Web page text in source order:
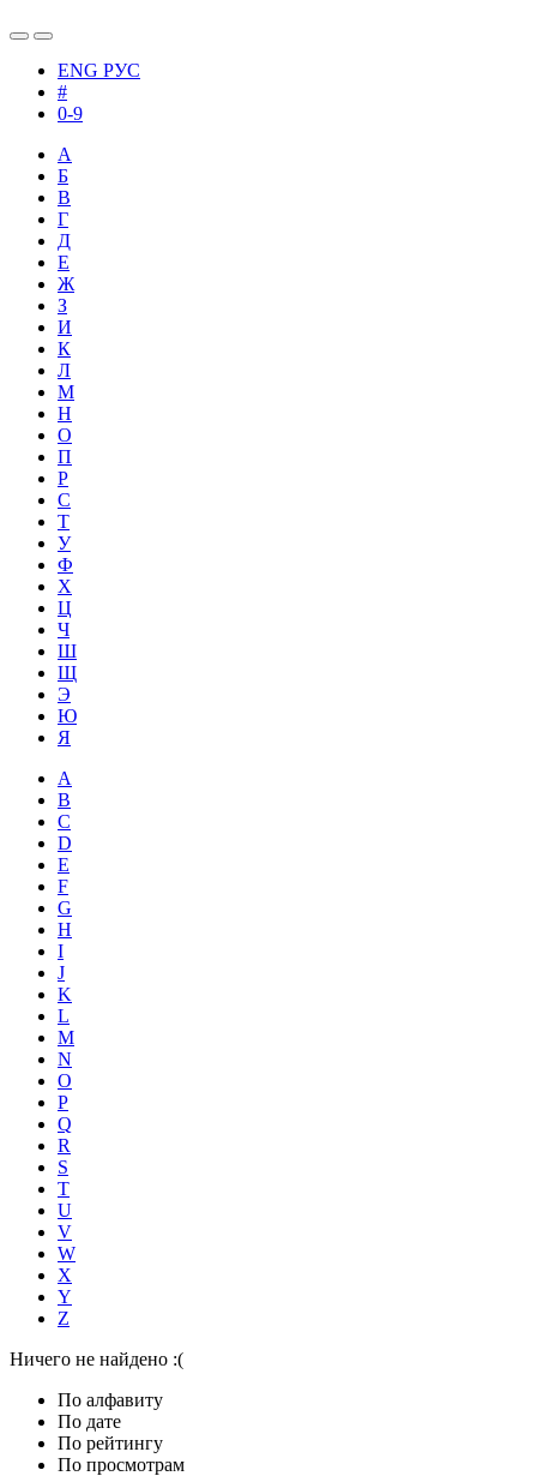
ENG РУС
#
0-9
А
Б
В
Г
Д
Е
Ж
З
И
К
Л
М
Н
О
П
Р
С
Т
У
Ф
Х
Ц
Ч
Ш
Щ
Э
Ю
Я
A
B
C
D
E
F
G
H
I
J
K
L
M
N
O
P
Q
R
S
T
U
V
W
X
Y
Z
Ничего не найдено :(
По алфавиту
По дате
По рейтингу
По просмотрам